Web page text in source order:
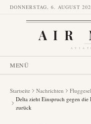
DONNERSTAG, 6. AUGUST
AIR
MENÜ
Startseite Nachrichten
Delta zieht Einspruch gegen
zurück